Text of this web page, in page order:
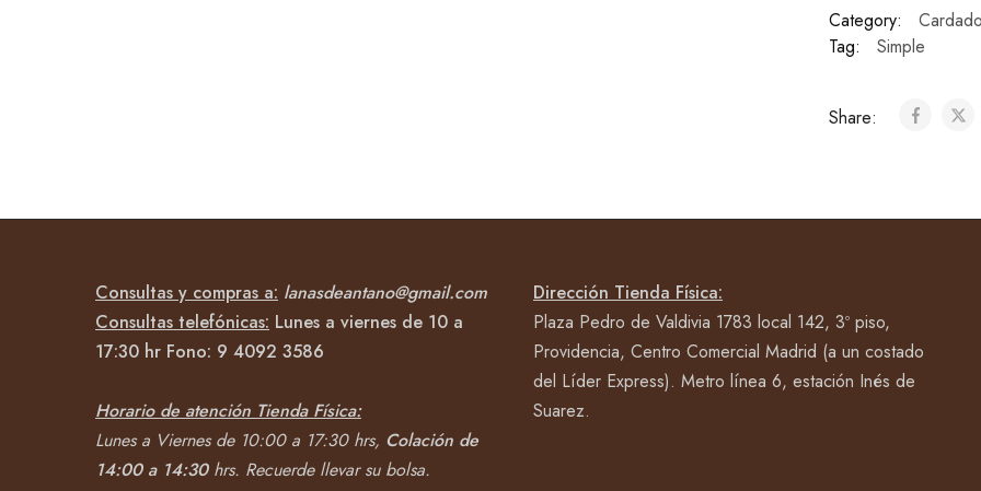
Category:
Tag:
Simple
Share:
Consultas y compras a: lanasdeantano@gmail.com
Consultas telefónicas: Lunes a viernes de 10 a
17:30 hr Fono: 9 4092 3586
Horario de atención Tienda Física:
Lunes a Viernes de 10:00 a 17:30 hrs, Colación de
14:00 a 14:30hrs. Recuerde llevar su bolsa.
Dirección Tienda Física:
Plaza Pedro de Valdivia 1783 local 142, 3º piso,
Providencia, Centro Comercial Madrid (a un costado
del Líder Express). Metro línea 6, estación Inés de
Suarez.